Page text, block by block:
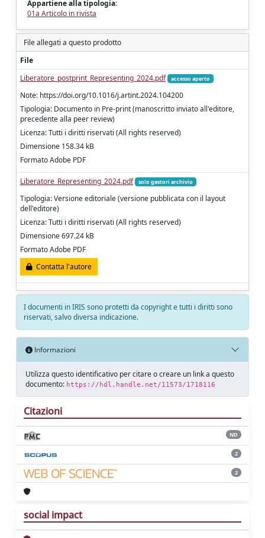
Appartiene alla tipologia:
01a Articolo in rivista
File allegati a questo prodotto
File
Liberatore_postprint_Representing_2024.pdf
accesso aperto
Note: https://doi.org/10.1016/j.artint.2024.104200
Tipologia: Documento in Pre-print (manoscritto inviato all'editore,
precedente alla peer review)
Licenza: Tutti i diritti riservati (All rights reserved)
Dimensione 158.34 kB
Formato Adobe PDF
Liberatore_Representing_2024.pdf solo gestori archivio
Tipologia: Versione editoriale (versione pubblicata con il layout
dell'editore)
Licenza: Tutti i diritti riservati (All rights reserved)
Dimensione 697.24 kB
Formato Adobe PDF
Contatta l'autore
I documenti in IRIS sono protetti da copyright e tutti i diritti sono
riservati, salvo diversa indicazione.
Informazioni
Utilizza questo identificativo per citare o creare un link a questo
documento: https://hdl.handle.net/11573/1718116
Citazioni
ND
2
2
social impact